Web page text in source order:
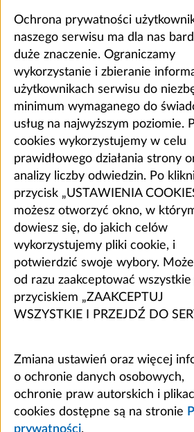
Ochrona prywatności
naszego serwisu ma dla nas
duże znaczenie. Ograniczamy
wykorzystanie i zbieranie
użytkownikach serwisu do
minimum wymaganego do
usług na najwyższym poziomie.
cookies wykorzystujemy w celu
prawidłowego działania strony
analizy liczby odwiedzin. Po
przycisk „USTAWIENIA
możesz otworzyć okno, w
dowiesz się, do jakich celów
wykorzystujemy pliki cookie, i
potwierdzić swoje wybory.
od razu zaakceptować
przyciskiem „ZAAKCEPTUJ
WSZYSTKIE I PRZEJDŹ DO
Zmiana ustawień oraz więcej
o ochronie danych osobowych,
ochronie praw autorskich i
cookies dostępne są na stronie
prywatności.